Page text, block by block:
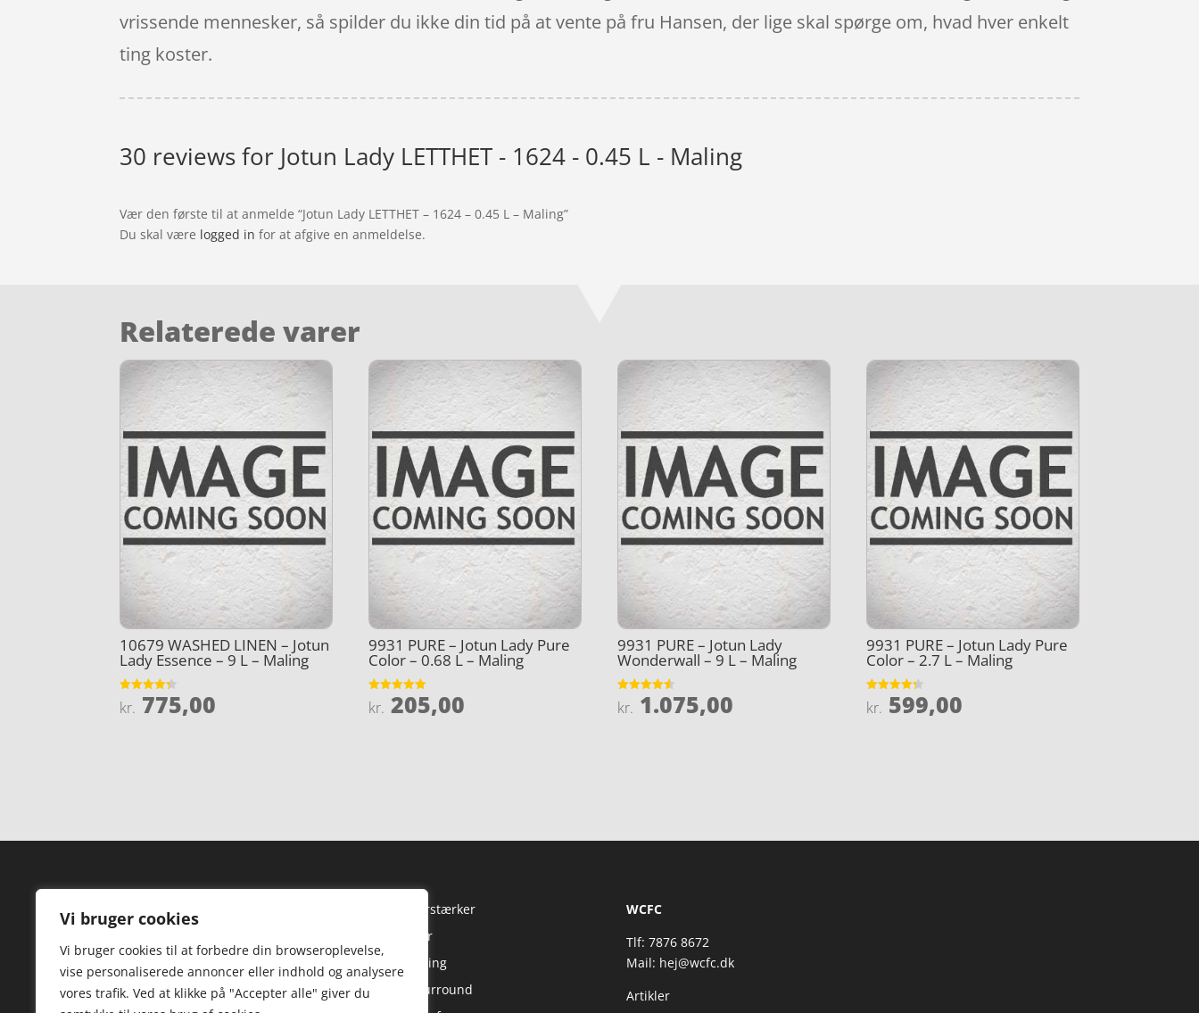
Vi bruger cookies
Vi bruger cookies til at forbedre din browseroplevelse,
vise personaliserede annoncer eller indhold og analysere
vores trafik. Ved at klikke på "Accepter alle" giver du
vrissende mennesker, så spilder du ikke din tid på at vente på fru Hansen, der lige skal spørge om, hvad hver enkelt
ting koster.
30 reviews for Jotun Lady LETTHET - 1624 - 0.45 L - Maling
Vær den første til at anmelde “Jotun Lady LETTHET – 1624 – 0.45 L – Maling”
Du skal være logged in for at afgive en anmeldelse.
Relaterede varer
10679 WASHED LINEN – Jotun
Lady Essence – 9 L – Maling
Vurderet
4.3
kr. 775,00
9931 PURE – Jotun Lady Pure
Color – 0.68 L – Maling
Vurderet
4.9
kr. 205,00
9931 PURE – Jotun Lady
Wonderwall – 9 L – Maling
Vurderet
4.5
kr. 1.075,00
9931 PURE – Jotun Lady Pure
Color – 2.7 L – Maling
Vurderet
4.3
kr. 599,00
Forside
Kontakt
HiFi Forstærker
Højtaler
Streaming
TV & Surround
WCFC
Tlf: 7876 8672
Mail: hej@wcfc.dk
Artikler